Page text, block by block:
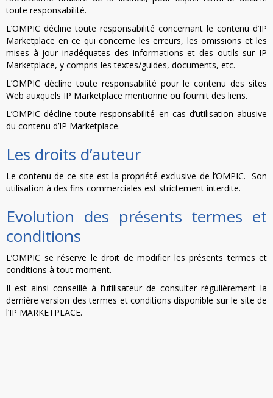
toute responsabilité.
L’OMPIC décline toute responsabilité concernant le contenu d’IP
Marketplace en ce qui concerne les erreurs, les omissions et les
mises à jour inadéquates des informations et des outils sur IP
Marketplace, y compris les textes/guides, documents, etc.
L’OMPIC décline toute responsabilité pour le contenu des sites
Web auxquels IP Marketplace mentionne ou fournit des liens.
L’OMPIC décline toute responsabilité en cas d’utilisation abusive
du contenu d’IP Marketplace.
Les droits d’auteur
Le contenu de ce site est la propriété exclusive de l’OMPIC. Son
utilisation à des fins commerciales est strictement interdite.
Evolution des présents termes et
conditions
L’OMPIC se réserve le droit de modifier les présents termes et
conditions à tout moment.
Il est ainsi conseillé à l’utilisateur de consulter régulièrement la
dernière version des termes et conditions disponible sur le site de
l’IP MARKETPLACE.